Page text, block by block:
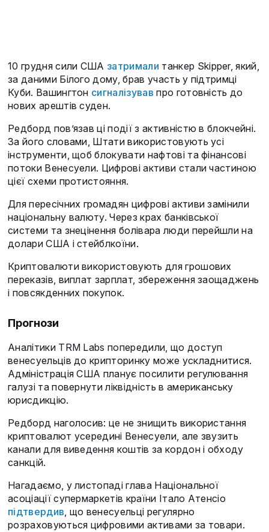
10 грудня сили США затримали танкер Skipper, який,
за даними Білого дому, брав участь у підтримці
Куби. Вашингтон сигналізував про готовність до
нових арештів суден.
Редборд пов’язав ці події з активністю в блокчейні.
За його словами, Штати використовують усі
інструменти, щоб блокувати нафтові та фінансові
потоки Венесуели. Цифрові активи стали частиною
цієї схеми протистояння.
Для пересічних громадян цифрові активи замінили
національну валюту. Через крах банківської
системи та знецінення болівара люди перейшли на
долари США і стейблкоїни.
Криптовалюти використовують для грошових
переказів, виплат зарплат, збереження заощаджень
і повсякденних покупок.
Прогнози
Аналітики TRM Labs попередили, що доступ
венесуельців до крипторинку може ускладнитися.
Адміністрація США планує посилити регулювання
галузі та повернути ліквідність в американську
юрисдикцію.
Редборд наголосив: це не знищить використання
криптовалют усередині Венесуели, але звузить
канали для виведення коштів за кордон і обходу
санкцій.
Нагадаємо, у листопаді глава Національної
асоціації супермаркетів країни Італо Атенсіо
підтвердив, що венесуельці регулярно
розраховуються цифровими активами за товари.